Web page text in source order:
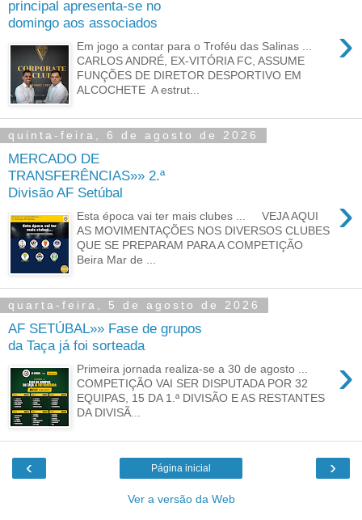
principal apresenta-se no
domingo aos associados
›
Em jogo a contar para o Troféu das Salinas ...
CARLOS ANDRÉ, EX-VITÓRIA FC, ASSUME
FUNÇÕES DE DIRETOR DESPORTIVO EM
ALCOCHETE A estrut...
quinta-feira, 6 de agosto de 2026
MERCADO DE
TRANSFERÊNCIAS»» 2.ª
Divisão AF Setúbal
›
Esta época vai ter mais clubes ... VEJA AQUI
AS MOVIMENTAÇÕES NOS DIVERSOS CLUBES
QUE SE PREPARAM PARA A COMPETIÇÃO
Beira Mar de ...
quarta-feira, 5 de agosto de 2026
AF SETÚBAL»» Fase de grupos
da Taça já foi sorteada
›
Primeira jornada realiza-se a 30 de agosto ...
COMPETIÇÃO VAI SER DISPUTADA POR 32
EQUIPAS, 15 DA 1.ª DIVISÃO E AS RESTANTES
DA DIVISÃ...
‹ ›
Página inicial
Ver a versão da Web